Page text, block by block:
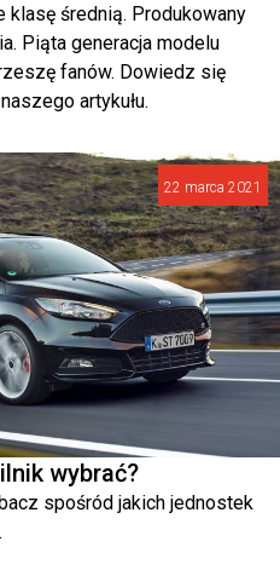
klasę średnią. Produkowany
Piąta generacja modelu
fanów. Dowiedz się
artykułu.
22 marca 2021
wybrać?
spośród jakich jednostek